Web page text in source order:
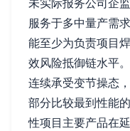
未实际报务公司企
服务于多中量产需
能至少为负责项目
效风险抵御链水平
连续承受变节操态
部分比较最到性能
性项目主要产品在